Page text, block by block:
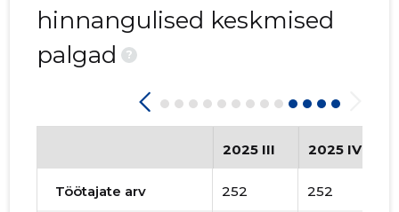
hinnangulised keskmised
palgad
?
2025 III 2025 IV
Töötajate arv 252 252